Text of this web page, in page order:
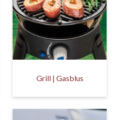
Grill | Gasblus